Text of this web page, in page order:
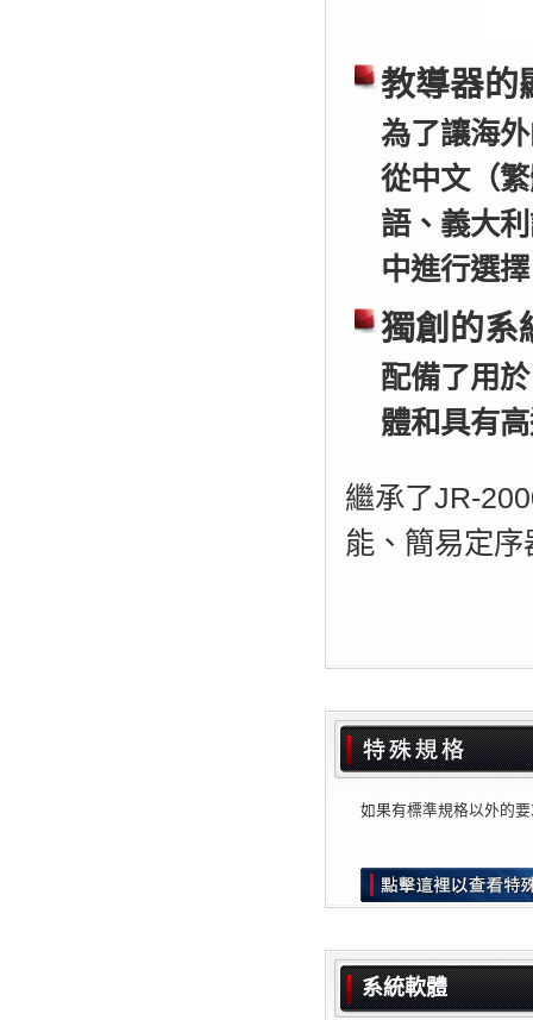
教導器的
為了讓海
從中文（
語、義大
中進行選
獨創的系
配備了用於
體和具有
繼承了JR-
能、簡易定
如果有標準規格以外的
系統軟體